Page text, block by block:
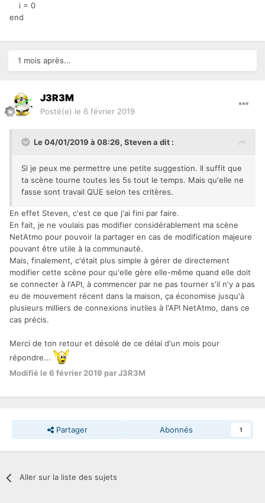
i = 0
end
1 mois après...
J3R3M
Posté(e) le 6 février 2019
Le 04/01/2019 à 08:26, Stevena dit :
Si je peux me permettre une petite suggestion. Il suffit que
ta scène tourne toutes les 5s tout le temps. Mais qu'elle ne
fasse sont travail QUE selon tes critères.
En effet Steven, c'est ce que j'ai fini par faire.
En fait, je ne voulais pas modifier considérablement ma scène
NetAtmo pour pouvoir la partager en cas de modification majeure
pouvant être utile à la communauté.
Mais, finalement, c'était plus simple à gérer de directement
modifier cette scène pour qu'elle gère elle-même quand elle doit
se connecter à l'API, à commencer par ne pas tourner s'il n'y a pas
eu de mouvement récent dans la maison, ça économise jusqu'à
plusieurs milliers de connexions inutiles à l'API NetAtmo, dans ce
cas précis.
Merci de ton retour et désolé de ce délai d'un mois pour
répondre...
Modifié le 6 février 2019 par J3R3M
Partager Abonnés 1
Aller sur la liste des sujets